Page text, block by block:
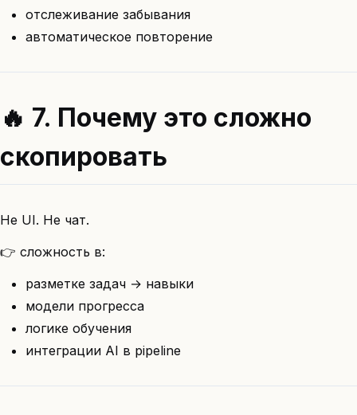
отслеживание забывания
автоматическое повторение
🔥 7. Почему это сложно
скопировать
Не UI. Не чат.
👉 сложность в:
разметке задач → навыки
модели прогресса
логике обучения
интеграции AI в pipeline